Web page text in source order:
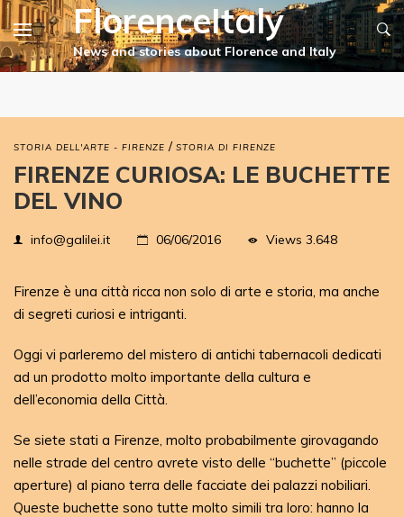
FlorenceItaly
STORIA DELL'ARTE - FIRENZE / STORIA DI FIRENZE
FIRENZE CURIOSA: LE BUCHETTE
DEL VINO
info@galilei.it 06/06/2016 Views 3.648
Firenze è una città ricca non solo di arte e storia, ma anche
di segreti curiosi e intriganti.
Oggi vi parleremo del mistero di antichi tabernacoli dedicati
ad un prodotto molto importante della cultura e
dell’economia della Città.
Se siete stati a Firenze, molto probabilmente girovagando
nelle strade del centro avrete visto delle “buchette” (piccole
aperture) al piano terra delle facciate dei palazzi nobiliari.
Queste buchette sono tutte molto simili tra loro: hanno la